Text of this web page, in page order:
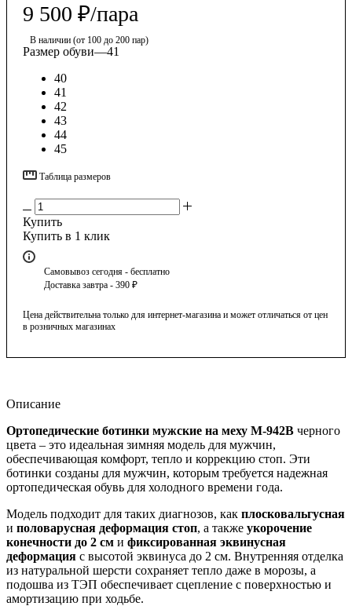
9 500 ₽/пара
В наличии (от 100 до 200 пар)
Размер обуви—41
40
41
42
43
44
45
Таблица размеров
Купить
Купить в 1 клик
Самовывоз сегодня - бесплатно
Доставка завтра - 390 ₽
Цена действительна только для интернет-магазина и может отличаться от цен
в розничных магазинах
Описание
Ортопедические ботинки мужские на меху М-942В черного
цвета – это идеальная зимняя модель для мужчин,
обеспечивающая комфорт, тепло и коррекцию стоп. Эти
ботинки созданы для мужчин, которым требуется надежная
ортопедическая обувь для холодного времени года.
Модель подходит для таких диагнозов, как плосковальгусная
и половарусная деформация стоп, а также укорочение
конечности до 2 см и фиксированная эквинусная
деформация с высотой эквинуса до 2 см. Внутренняя отделка
из натуральной шерсти сохраняет тепло даже в морозы, а
подошва из ТЭП обеспечивает сцепление с поверхностью и
амортизацию при ходьбе.